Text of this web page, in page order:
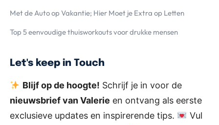
Met de Auto op Vakantie; Hier Moet je Extra op Letten
Top 5 eenvoudige thuisworkouts voor drukke mensen
Let's keep in Touch
Blijf op de hoogte! Schrijf je in voor de
nieuwsbrief van Valerie en ontvang als eerste
exclusieve updates en inspirerende tips.
Vul